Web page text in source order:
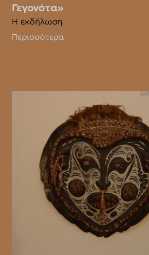
Γεγονότα»
Η εκδήλωση
Περισσότερα